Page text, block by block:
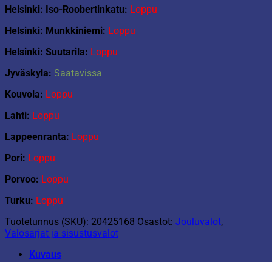
Helsinki: Iso-Roobertinkatu: Loppu
Helsinki: Munkkiniemi: Loppu
Helsinki: Suutarila: Loppu
Jyväskyla: Saatavissa
Kouvola: Loppu
Lahti: Loppu
Lappeenranta: Loppu
Pori: Loppu
Porvoo: Loppu
Turku: Loppu
Tuotetunnus (SKU): 20425168 Osastot: Jouluvalot,
Valosarjat ja sisustusvalot
Kuvaus